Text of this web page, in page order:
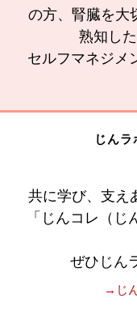
の方、腎臓を大
熟知し
セルフマネジメ
じん
共に学び、支え
「じんコレ（
ぜひじん
→じ